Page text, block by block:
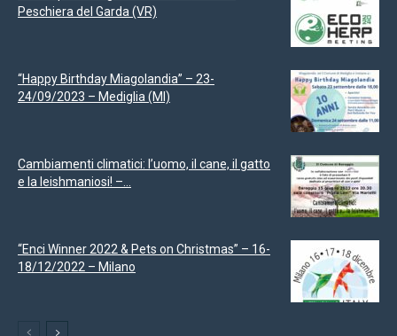
Peschiera del Garda (VR)
“Happy Birthday Miagolandia” – 23-
24/09/2023 – Mediglia (MI)
Cambiamenti climatici: l’uomo, il cane, il gatto
e la leishmaniosi! –...
“Enci Winner 2022 & Pets on Christmas” – 16-
18/12/2022 – Milano